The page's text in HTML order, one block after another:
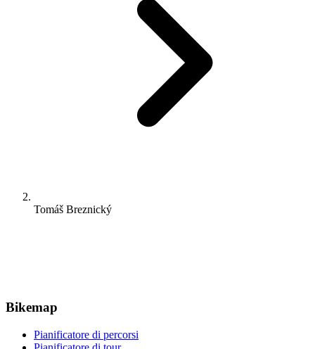
Tomáš Breznický
Bikemap
Pianificatore di percorsi